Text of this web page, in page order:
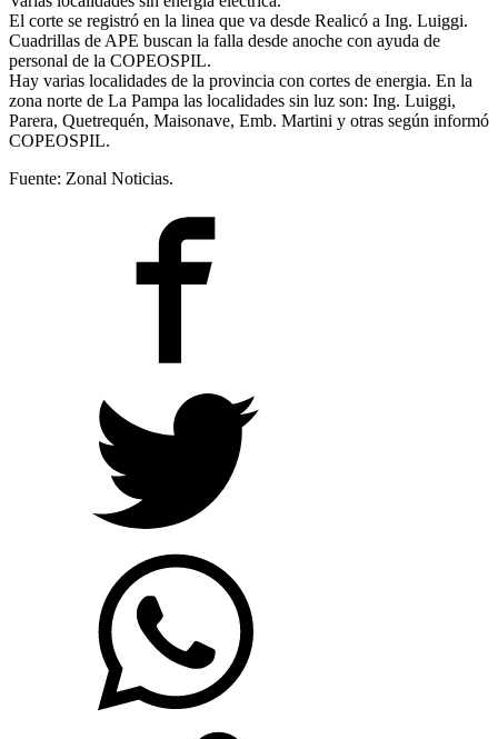
El corte se registró en la linea que va desde Realicó a Ing. Luiggi.
Cuadrillas de APE buscan la falla desde anoche con ayuda de
personal de la COPEOSPIL.
Hay varias localidades de la provincia con cortes de energia. En la
zona norte de La Pampa las localidades sin luz son: Ing. Luiggi,
Parera, Quetrequén, Maisonave, Emb. Martini y otras según informó
COPEOSPIL.
Fuente: Zonal Noticias.